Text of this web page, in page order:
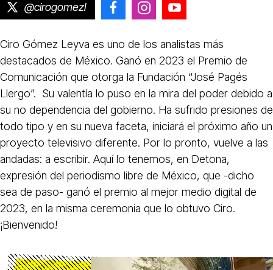
@cirogomezl @CiroGomezLeyva
@cirogomezleyva
Ciro Gómez Leyva es uno de los analistas más
destacados de México. Ganó en 2023 el Premio de
Comunicación que otorga la Fundación “José Pagés
Llergo”. Su valentía lo puso en la mira del poder debido a
su no dependencia del gobierno. Ha sufrido presiones de
todo tipo y en su nueva faceta, iniciará el próximo año un
proyecto televisivo diferente. Por lo pronto, vuelve a las
andadas: a escribir. Aquí lo tenemos, en Detona,
expresión del periodismo libre de México, que -dicho
sea de paso- ganó el premio al mejor medio digital de
2023, en la misma ceremonia que lo obtuvo Ciro.
¡Bienvenido!